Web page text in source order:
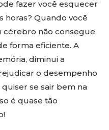
fazer você esquecer
Quando você
cérebro não consegue
forma eficiente. A
diminui a
o desempenho
quiser se sair bem na
é quase tão